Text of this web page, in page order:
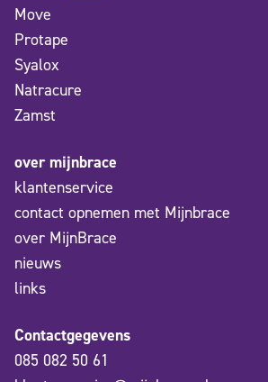
Move
Protape
Syalox
Natracure
Zamst
over mijnbrace
klantenservice
contact opnemen met Mijnbrace
over MijnBrace
nieuws
links
Contactgegevens
085 082 50 61